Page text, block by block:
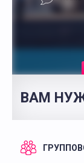
ВАМ